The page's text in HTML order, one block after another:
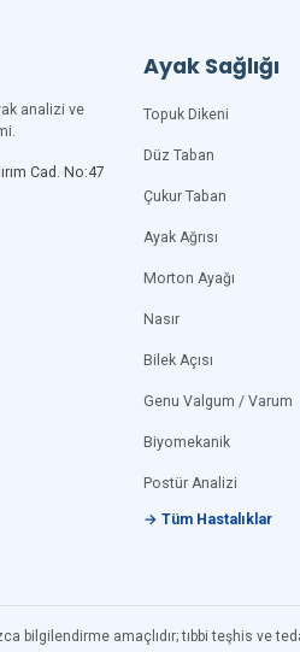
analizi ve
Cad. No:47
Ayak Sağlığı
Topuk Dikeni
Düz Taban
Çukur Taban
Ayak Ağrısı
Morton Ayağı
Nasır
Bilek Açısı
Genu Valgum / Varum
Biyomekanik
Postür Analizi
→ Tüm Hastalıklar
bilgilendirme amaçlıdır; tıbbi teşhis ve